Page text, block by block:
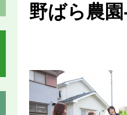
野ばら農